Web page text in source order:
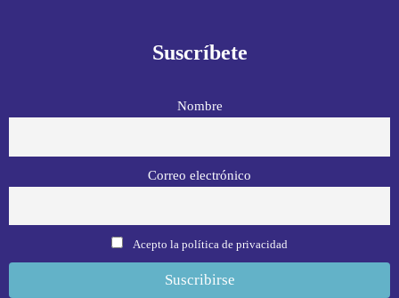
Suscríbete
Nombre
Correo electrónico
Acepto la política de privacidad